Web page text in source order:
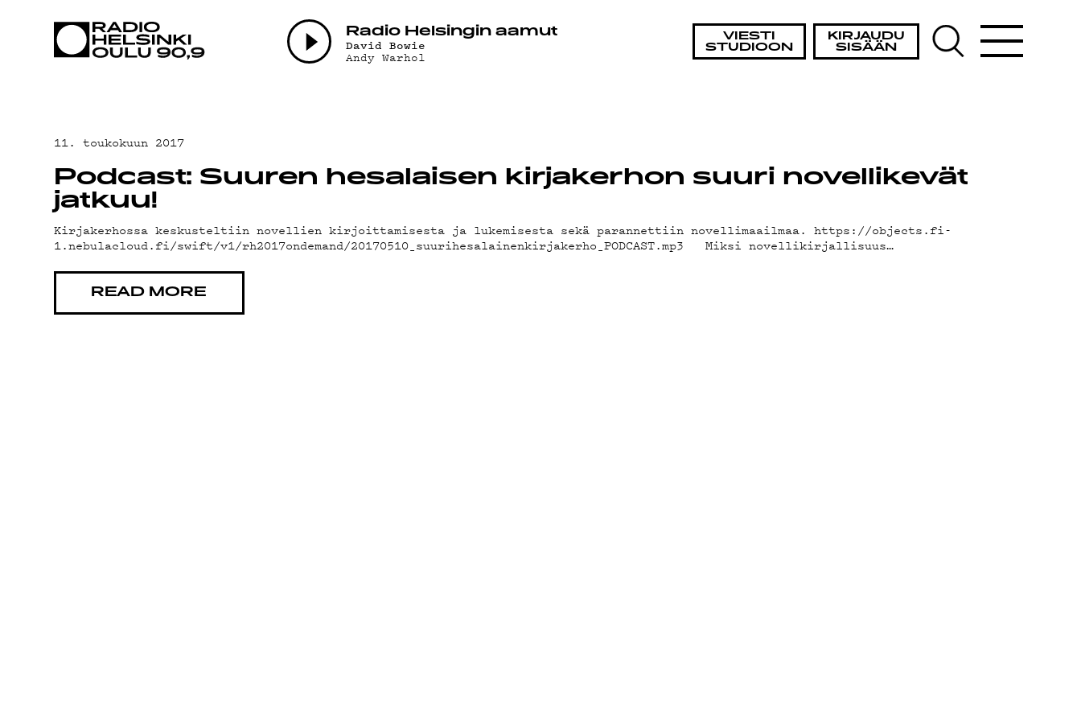
VIESTI
STUDIOON
KIRJAUDU
SISÄÄN
Radio Helsingin aamut
David Bowie
Andy Warhol
AJANKOHTAISTA
TEKIJÄT
ON-DEMAND
PODCAST
MAINOSTA
11. toukokuun 2017
Podcast: Suuren hesalaisen kirjakerhon suuri novellikevät
jatkuu!
Kirjakerhossa keskusteltiin novellien kirjoittamisesta ja lukemisesta sekä parannettiin novellimaailmaa. https://objects.fi-
1.nebulacloud.fi/swift/v1/rh2017ondemand/20170510_suurihesalainenkirjakerho_PODCAST.mp3 Miksi novellikirjallisuus…
READ MORE